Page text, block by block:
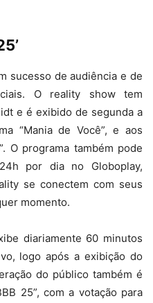
sucesso de audiência e de
O reality show tem
e é exibido de segunda a
“Mania de Você”, e aos
O programa também pode
por dia no Globoplay,
se conectem com seus
momento.
diariamente 60 minutos
logo após a exibição do
do público também é
25”, com a votação para